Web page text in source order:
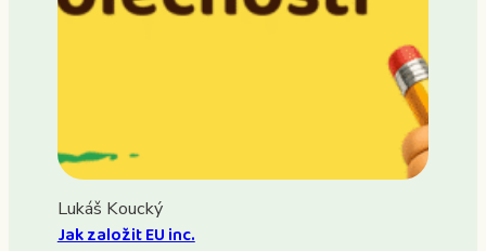
Lukáš Koucký
Jak založit EU inc.